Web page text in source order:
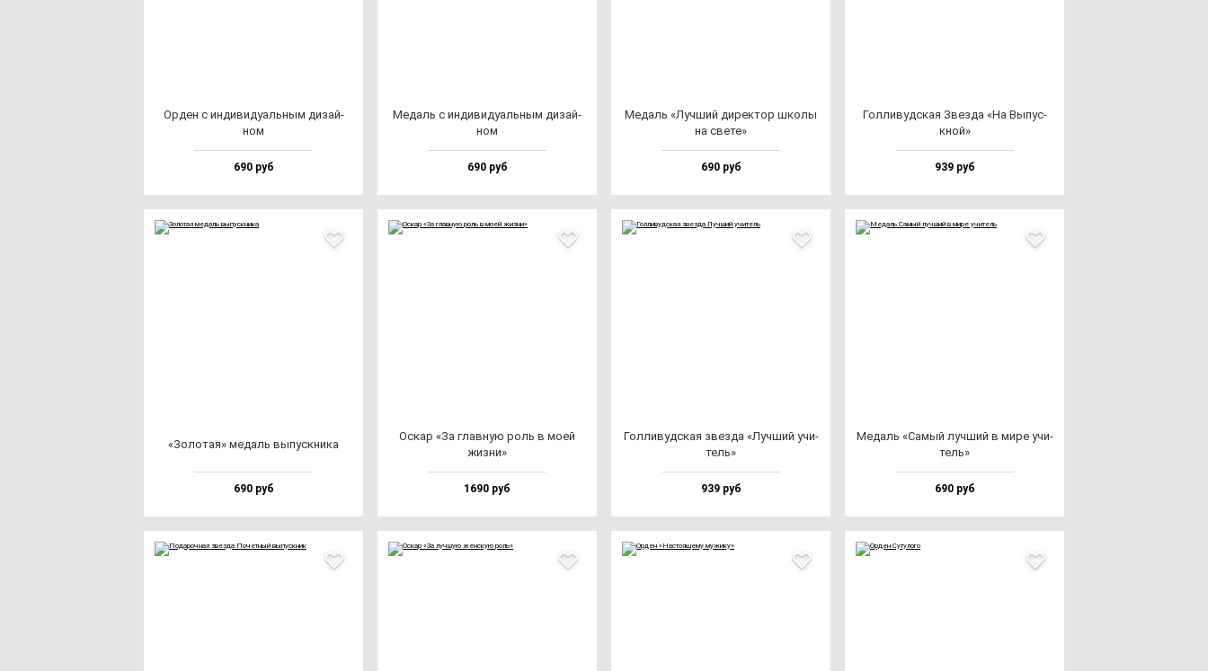
Орден с ин­ди­ви­ду­аль­ным ди­зай­
ном
690 руб
Медаль с ин­ди­ви­ду­аль­ным ди­зай­
ном
690 руб
Медаль «Луч­ший ди­рек­тор шко­лы
на све­те»
690 руб
Гол­ли­вуд­ская Звез­да «На Выпус­
кной»
939 руб
«Золо­тая» ме­даль вы­пус­кни­ка
690 руб
Оскар «За глав­ную роль в моей
жиз­ни»
1690 руб
Гол­ли­вуд­ская звез­да «Луч­ший учи­
тель»
939 руб
Медаль «Самый луч­ший в ми­ре учи­
тель»
690 руб